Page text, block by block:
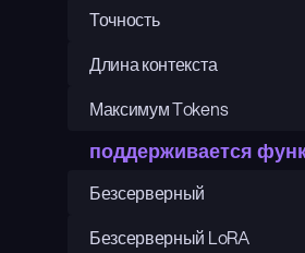
Точность
Длина контекста
Максимум Tokens
поддерживается
Безсерверный
Безсерверный LoRA